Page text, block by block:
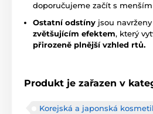
doporučujeme začít s
Ostatní odstíny jsou navrženy
zvětšujícím efektem, který
přirozeně plnější vzhled rtů.
Produkt je zařazen v
Korejská a japonská